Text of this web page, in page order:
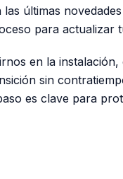
últimas
para actualizar
en la
sin
es clave para